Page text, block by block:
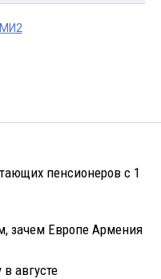
пенсионеров с 1
зачем Европе Армения
августе